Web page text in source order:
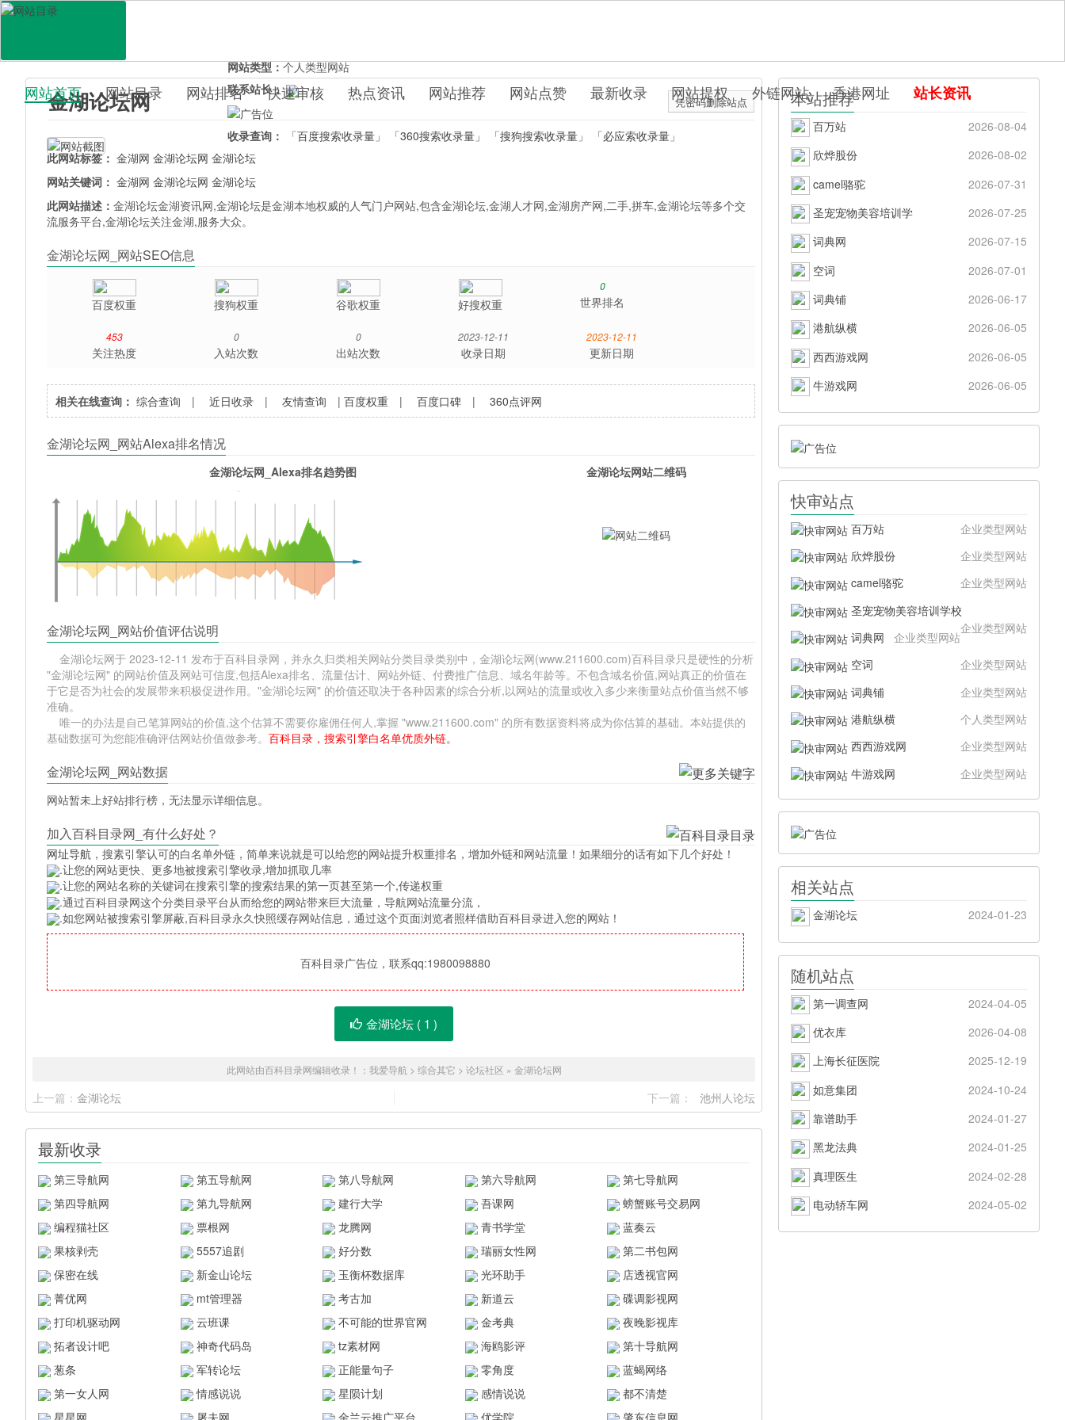
百科目录
网站首页 网站目录 网站排名 快速审核 热点资讯 网站推荐 网站点赞 最新收录 网站提权 外链网站 香港网址 站长资讯
金湖论坛网 凭密码删除站点
网站类型：个人类型网站
联系站长：
收录查询： 「百度搜索收录量」 「360搜索收录量」 「搜狗搜索收录量」
「必应索收录量」
此网站标签： 金湖网 金湖论坛网 金湖论坛
网站关键词： 金湖网 金湖论坛网 金湖论坛
此网站描述：金湖论坛金湖资讯网,金湖论坛是金湖本地权威的人气门户网站,包含金湖论坛,金湖人才网,金湖房产网,二手,拼车,金湖论坛等多个交
流服务平台,金湖论坛关注金湖,服务大众。
金湖论坛网_网站SEO信息
百度权重 搜狗权重 谷歌权重 好搜权重
0
世界排名
453
关注热度
0
入站次数
0
出站次数
2023-12-11
收录日期
2023-12-11
更新日期
相关在线查询： 综合查询 |近日收录 |友情查询 |百度权重 |百度口碑 |360点评网
金湖论坛网_网站Alexa排名情况
金湖论坛网_Alexa排名趋势图 金湖论坛网站二维码
金湖论坛网_网站价值评估说明
金湖论坛网于 2023-12-11 发布于百科目录网，并永久归类相关网站分类目录类别中，金湖论坛网(www.211600.com)百科目录只是硬性的分析
"金湖论坛网" 的网站价值及网站可信度,包括Alexa排名、流量估计、网站外链、付费推广信息、域名年龄等。不包含域名价值,网站真正的价值在
于它是否为社会的发展带来积极促进作用。"金湖论坛网" 的价值还取决于各种因素的综合分析,以网站的流量或收入多少来衡量站点价值当然不够
准确。
唯一的办法是自己笔算网站的价值,这个估算不需要你雇佣任何人,掌握 "www.211600.com" 的所有数据资料将成为你估算的基础。本站提供的
基础数据可为您能准确评估网站价值做参考。百科目录，搜索引擎白名单优质外链。
金湖论坛网_网站数据
网站暂未上好站排行榜，无法显示详细信息。
加入百科目录网_有什么好处？
网址导航 ，搜素引擎认可的白名单外链，简单来说就是可以给您的网站提升权重排名，增加外链和网站流量！如果细分的话有如下几个好处！
.让您的网站更快、更多地被搜索引擎收录,增加抓取几率
.让您的网站名称的关键词在搜索引擎的搜索结果的第一页甚至第一个,传递权重
.通过百科目录网这个分类目录平台从而给您的网站带来巨大流量，导航网站流量分流，
.如您网站被搜索引擎屏蔽,百科目录永久快照缓存网站信息，通过这个页面浏览者照样借助百科目录进入您的网站！
百科目录广告位，联系qq:1980098880
金湖论坛 ( 1 )
此网站由百科目录网编辑收录！： 我爱导航 > 综合其它 > 论坛社区 » 金湖论坛网
上一篇： 金湖论坛 下一篇： 池州人论坛
最新收录
第三导航网 第五导航网 第八导航网 第六导航网
第七导航网
第四导航网
第九导航网 建行大学 吾课网
螃蟹账号交易网
编程猫社区
票根网 龙腾网 青书学堂
蓝奏云
果核剥壳
5557追剧 好分数 瑞丽女性网
第二书包网
保密在线
新金山论坛 玉衡杯数据库 光环助手
店透视官网
菁优网
mt管理器 考古加 新道云
碟调影视网
打印机驱动网
云班课 不可能的世界官网 金考典
夜晚影视库
拓者设计吧
神奇代码岛 tz素材网 海鸥影评
第十导航网
葱条
军转论坛 正能量句子 零角度
蓝蝎网络
第一女人网
情感说说 星陨计划 感情说说
都不清楚
本站推荐
百万站
2026-08-04
欣烨股份
2026-08-02
camel骆驼
2026-07-31
圣宠宠物美容培训学
2026-07-25
词典网
2026-07-15
空词
2026-07-01
词典铺
2026-06-17
港航纵横
2026-06-05
西西游戏网
2026-06-05
牛游戏网
2026-06-05
快审站点
百万站
企业类型网站
欣烨股份
企业类型网站
camel骆驼
企业类型网站
圣宠宠物美容培训学校
企业类型网站
词典网
企业类型网站
空词
企业类型网站
词典铺
企业类型网站
港航纵横
个人类型网站
西西游戏网
企业类型网站
牛游戏网
企业类型网站
相关站点
金湖论坛 2024-01-23
随机站点
第一调查网
2024-04-05
优衣库
2026-04-08
上海长征医院
2025-12-19
如意集团
2024-10-24
靠谱助手
2024-01-27
黑龙法典
2024-01-25
真理医生
2024-02-28
电动轿车网
2024-05-02